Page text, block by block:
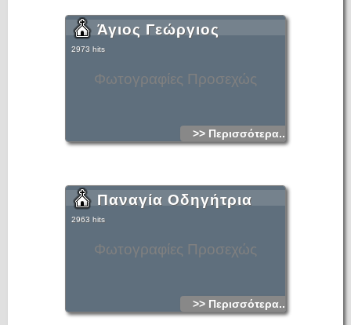
Φωτογραφίες Προσεχώς
Άγιος Γεώργιος
2973 hits
>> Περισσότερα...
Φωτογραφίες Προσεχώς
Παναγία Οδηγήτρια
2963 hits
>> Περισσότερα...